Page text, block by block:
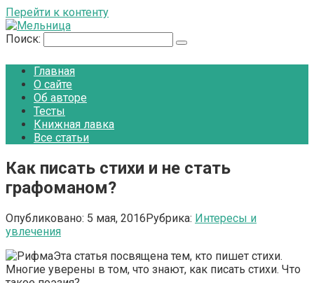
Перейти к контенту
Поиск:
Главная
О сайте
Об авторе
Тесты
Книжная лавка
Все статьи
Как писать стихи и не стать
графоманом?
Опубликовано: 5 мая, 2016Рубрика: Интересы и
увлечения
Эта статья посвящена тем, кто пишет стихи.
Многие уверены в том, что знают, как писать стихи. Что